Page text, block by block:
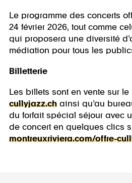
Le programme des concerts
24 février 2026, tout comme
qui proposera une diversité
médiation pour tous les
Billetterie
Les billets sont en vente sur le
cullyjazz.ch ainsi qu’au
du forfait spécial séjour avec
de concert en quelques clics
montreuxriviera.com/offre-